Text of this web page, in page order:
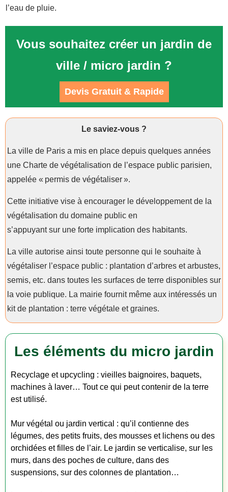
l’eau de pluie.
Vous souhaitez créer un jardin de
ville / micro jardin ?
Devis Gratuit & Rapide
Le saviez-vous ?
La ville de Paris a mis en place depuis quelques années
une Charte de végétalisation de l’espace public parisien,
appelée « permis de végétaliser ».
Cette initiative vise à encourager le développement de la
végétalisation du domaine public en
s’appuyant sur une forte implication des habitants.
La ville autorise ainsi toute personne qui le souhaite à
végétaliser l’espace public : plantation d’arbres et arbustes,
semis, etc. dans toutes les surfaces de terre disponibles sur
la voie publique. La mairie fournit même aux intéressés un
kit de plantation : terre végétale et graines.
Les éléments du micro jardin
Recyclage et upcycling : vieilles baignoires, baquets,
machines à laver… Tout ce qui peut contenir de la terre
est utilisé.
Mur végétal ou jardin vertical : qu’il contienne des
légumes, des petits fruits, des mousses et lichens ou des
orchidées et filles de l’air. Le jardin se verticalise, sur les
murs, dans des poches de culture, dans des
suspensions, sur des colonnes de plantation…